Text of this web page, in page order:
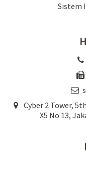
Sistem
Cyber 2 Tower,
X5 No 13,